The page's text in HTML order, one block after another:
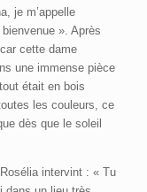
je m’appelle
». Après
cette dame
une immense pièce
était en bois
les couleurs, ce
dès que le soleil
intervint : « Tu